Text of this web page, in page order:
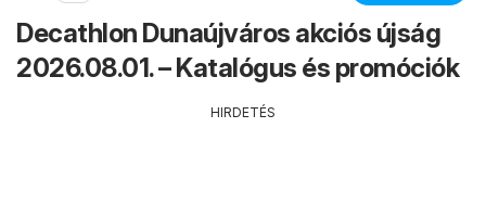
Decathlon Dunaújváros akciós újság
2026.08.01. – Katalógus és promóciók
HIRDETÉS